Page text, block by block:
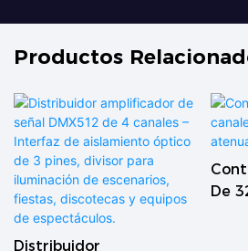
Productos
Distribuidor
De